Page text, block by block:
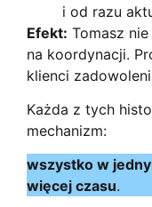
i od razu
Efekt: Tomasz
na koordynacji.
klienci
Każda z tych
mechanizm:
wszystko w
więcej czasu.